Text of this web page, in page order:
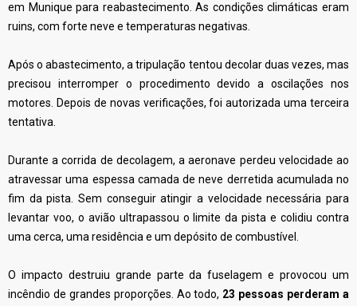
em Munique para reabastecimento. As condições climáticas eram
ruins, com forte neve e temperaturas negativas.
Após o abastecimento, a tripulação tentou decolar duas vezes, mas
precisou interromper o procedimento devido a oscilações nos
motores. Depois de novas verificações, foi autorizada uma terceira
tentativa.
Durante a corrida de decolagem, a aeronave perdeu velocidade ao
atravessar uma espessa camada de neve derretida acumulada no
fim da pista. Sem conseguir atingir a velocidade necessária para
levantar voo, o avião ultrapassou o limite da pista e colidiu contra
uma cerca, uma residência e um depósito de combustível.
O impacto destruiu grande parte da fuselagem e provocou um
incêndio de grandes proporções. Ao todo, 23 pessoas perderam a